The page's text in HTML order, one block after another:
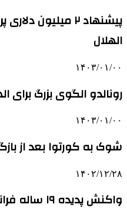
پیشنهاد ۲
الهلال
۱۴۰۳/۰۱/۰۰
رونالدو الگوی بزرگ برای
۱۴۰۳/۰۱/۰۰
شوک به کورتوا بعد از
۱۴۰۲/۱۲/۲۸
واکنش پدیده ۱۹ ساله فرانسوی به حضور در تیم ملی